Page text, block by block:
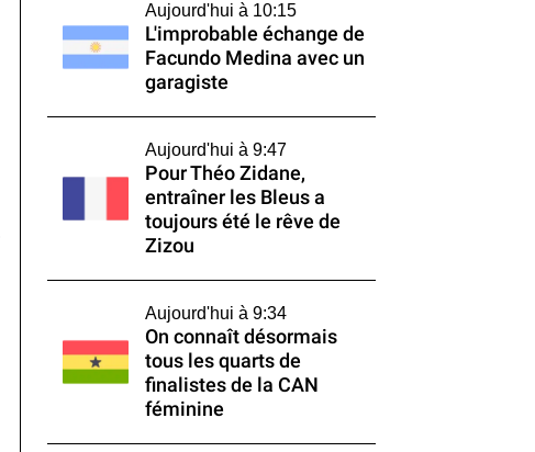
Aujourd'hui à 10:15
L'improbable échange de
Facundo Medina avec un
garagiste
Aujourd'hui à 9:47
Pour Théo Zidane,
entraîner les Bleus a
toujours été le rêve de
Zizou
Aujourd'hui à 9:34
On connaît désormais
tous les quarts de
finalistes de la CAN
féminine